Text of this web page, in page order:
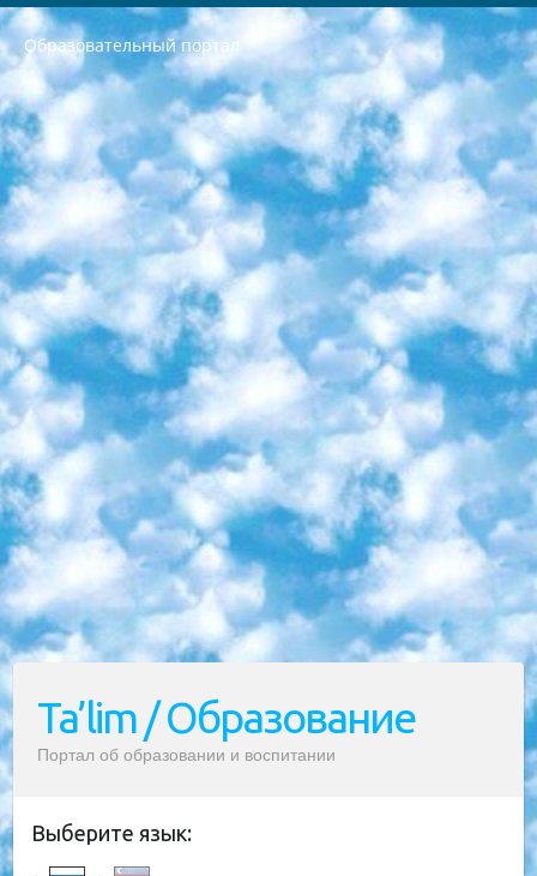
Образовательный портал
РЕСПУБЛИКА УЗБЕКИСТАН МИНИСТРЕРСТВО ДОШКОЛЬНОГО И ШКОЛЬНОГО ОБРАЗОВАНИЯ КОМАНДА в общеобразовательных учреждениях в 2023-2024 учебном году организация и проведение итоговой государственной аттестации обучающихся о Министра дошкольного и школьного образования Республики Узбекистан от 4 марта 2008 года (постановлением Минюста от 20 марта 2008 года № 1778 государственной регистрации) «Итоговое состояние учащихся общего среднего образования на основании положения об утверждении положения об аттестации общего среднего образования выпускной экзамен студентов в образовательных учреждениях в 2023-2024 учебном году В целях организации и прохождения аттестации приказываю: 1. Следующее: перечень предметов, по которым будет проводиться итоговая государственная аттестация и экзамен формы перевода согласно приложению 1; сертификаты международного образца, оценивающие уровень владения иностранными языками перечень согласно приложению 2; 2. Педагогический при специализированных образовательных учреждениях. научно-практический центр квалификации и международной оценки (Д.Давидова) 2024 г. До 25 марта: задания по предметам, по которым будет проводиться итоговая аттестация разработка и утверждение технических условий; итоговая аттестация на основании разработанного предметного задания разработка вопросов по предметам (устно и письменно), экзамен передача; общеобразовательные средние школы и специальные учебные заведения учащиеся выпускных классов школ и интернатов в агентской системе подготовка базы данных экзаменационных материалов и критериев оценки; перевод базы экзаменационных материалов на все языки обучения подать в Республиканский образовательный центр для изготовления; варианты экзаменов на основе разработанных контрольных материалов пусть будут поставлены задачи формирования. 3. Республиканский образовательный центр (Ш.Худайкулов) до 5 апреля 2024 года. до: база данных предоставленных экзаменационных материалов на все языки обучения перевод и экспертиза; для слепых, слабовидящих, глухих, слабослышащих и умственно отсталых детей учащиеся выпускных классов специализированных школ и школ-интернатов база данных экзаменационных материалов на всех преподаваемых языках подготовка критериев оценки; специализированные школы для умственно отсталых детей и технологии для учащихся выпускных классов школ-интернатов разработка соответствующих рекомендаций и критериев проведения ЕГЭ по естествознанию давать задания. 4. Педагогический при специализированных образовательных учреждениях. Научно-практический центр навыков и международной оценки (Д.Давидова), Республика образовательный центр (Худайкулов Ш.) итоговый государственный аттестационный экзамен ориентирован на творческое и логическое мышление при подготовке базы материалов учитывать введение заданий. 5. Следует отметить, что: сертификат государственного образца о знании общеобразовательного предмета и как минимум национальный уровень B1 по предметам на иностранных языках, указанным в Приложении 2. или международно признанный сертификат эквивалентного уровня студенты, изучающие определенный предмет, освобождаются от экзамена; по соответствующим предметам запланирована итоговая государственная аттестация за день до дня, путем жеребьевки Рабочей группой (в письменной форме по предметам, проводимым в форме) из числа сформированных вариантов выбрано 2 варианта; 2 выбранных варианта экзамена анонсированы на официальном сайте министерства и все выпускники по всей стране на основе этих вариантов проводит итоговую государственную аттестацию. 6. Государственное образование учащихся средних общеобразовательных учреждений. знания в соответствии с квалификационными требованиями, которые необходимо приобрести на основании стандартов итоговый (выпускной) контроль для 9 и 11 классов в целях тестирования Экзамены (далее – экзамены) состоят из предметов, перечисленных в приложении 1. будет сделано. 7. Экзамены пройдут с 26 мая по 15 июня 2024 г. (кроме науки физического воспитания). 8. Физическая для учащихся 9 классов общесредних образовательных учреждений. Экзамены по предмету «Образование, квалификация медицина» 1-6 мая 2024 года. сотрудники перевести под присмотр (с отклонениями в физическом или умственном развитии) специализированная школа для детей, школы-интернаты и со сколиозом школы-интернаты санаторного типа для больных детей исключены). 9. Он был слепым, слабовидящим и имел нарушения опорно-двигательного аппарата. экзамены в специализированных школах и интернатах для детей должны проводиться исходя из требований, предъявляемых к общеобразовательным учреждениям (физкультура кроме науки). 10. Специализированная школа для глухих и слабослышащих детей. и экзамены в интернатах и быть реализован в виде письменного теста по математике. 11. Специальность для умственно отсталых детей. Для 9 класса Родной язык и литературное письмо Государственный язык (язык обучения – узбекский). для неклассов) написано Математическое письмо Письменная/устная история Узбекистана Физическое воспитание практично Итоговый контроль Для 11 класса Написание родного языка и литературы (эссе) Математическое письмо Узбекский язык (обучение на узбекском языке) не посещающее общее среднее образование для учреждений)/Образовательное учреждение выбор письменный и устный Иностранный язык письменный/устный Письменная/устная история Узбекистана *По выбору студента:  Химия  Физика  Основы государственного права  География 10 бесплатных образовательных ресурсов - Мы составили подборку онлайн-проектов с интерактивными упражнениями, видеолекциями и статьями. Они помогут вам обрести новые и освежить старые знания бесплатно. 1. «ИНТУИТ» Старейшая образовательная площадка Рунета. Здесь вы найдёте сотни текстовых и видеокурсов на десятки различных тем — от программирования до психологии. Многие курсы подготовлены российскими университетами и крупными международными компаниями вроде Intel и Microsoft. Самостоятельное обучение бесплатное, но желающие могут оплатить услуги персональных наставников. 2. «Смартия» знакомит с актуальными профессиями и подсказывает, как им обучаться. Выбрав заинтересовавшую вас специальность — SMM-специалист, фотограф, веб-дизайнер или другую, — увидите список необходимых для неё умений. Чтобы вы могли освоить их самостоятельно, для каждого умения площадка отображает подборку ссылок на учебные материалы. Хотя «Смартия» ориентируется на русскоязычную аудиторию, часть контента всё же доступна только на английском. 3. «Лекторий Физтеха» Проект Московского физико-технического института (Физтеха). С его помощью вы можете смотреть онлайн серии лекций, записанные на видео в этом вузе. В числе доступных предметов — физика, биология, химия, информационные технологии и другие. К некоторым лекциям администрация ресурса прилагает готовые конспекты, которые можно скачивать в PDF-формате. 4. ITMOcourses Онлайн-площадка Санкт-Петербургского национального исследовательского университета информационных технологий, механики и оптики (ИТМО). Ресурс предоставляет свободный доступ к курсам, разработанным в этом вузе. Каталог материалов разбит на четыре категории: «Оптические системы и технологии», «Приборостроение и робототехника», «Информационные технологии» и «Биотехнологии». Курсы состоят из видеолекций, интерактивных демонстраций и заданий. 5. «КиберЛенинка» Электронная научная библиотека открытого доступа. Каталог площадки регулярно обрастает текстами статей из различных научных изданий. Сгруппированные по журналам и рубрикам публикации можно читать онлайн или скачивать целиком в PDF-формате. Проект нацелен на популяризацию науки за счёт открытого доступа к качественной информации. 6. «ПостНаука» На этом ресурсе публикуют подборки видеолекций, составленные экспертами из разных отраслей и объединённые общими темами. Среди них, к примеру, есть серии «Биоинформатика и геномика», «Культура средневековой Скандинавии» и Cinema Studies о теории кино. Каждая подборка лекций — логически связанная история, рассказанная экспертом от первого лица. Кроме того, на сайте появляются научно-образовательные статьи и тесты на разные темы. 7. «Newочём» Команда проекта «Newочём» отбирает самые интересные тексты из англоязычных СМИ и переводит те из них, за которые голосуют участники сообщества «ВКонтакте». По большей части это научно-популярные статьи. Редакторы придумывают лишь заголовки, в остальном содержание переводов соответствует оригиналам. Полные тексты можно читать прямо в социальной сети. 8. InternetUrok Онлайн-база материалов по основным дисциплинам школьной программы. Информация на сайте структурирована по классам, предметам и темам (урокам). Каждый урок состоит из видеолекций и конспектов. Есть также интерактивные тренажёры и тесты для закрепления пройденного материала. Даже если вы давно окончили школу, возможность повторить программу старших классов всегда может пригодиться. 9. Edutainme Ещё один ресурс об образовании. В отличие от Newtonew, как мне кажется, Edutainme больше ориентируется на представителей индустрии: педагогов, предпринимателей, разработчиков образовательных проектов. Но и любой, кто просто стремится к саморазвитию, найдёт на сайте много полезного и интересного для себя. Например, информацию о новых курсах и образовательных сервисах. 10. Newtonew Онлайн-медиа об образовании и обучении в широком смысле. Авторы Newtonew пишут об инструментах, заведениях, тактиках и стратегиях, которые помогают учить других и получать новые знания самостоятельно. На этой площадке вы найдёте новости, обзоры, аналитические мат
Ta’lim / Образование
Портал об образовании и воспитании
Выберите язык: